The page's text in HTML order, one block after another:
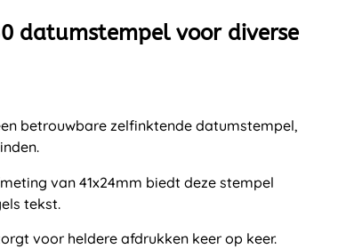
datumstempel voor diverse
betrouwbare zelfinktende datumstempel,
van 41x24mm biedt deze stempel
tekst.
voor heldere afdrukken keer op keer.